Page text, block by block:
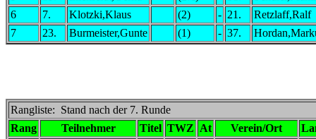
6
7. Klotzki,Klaus (2) - 21.
Retzlaff,Ralf
7
23. Burmeister,Gunte (1) - 37.
Rangliste: Stand nach der 7. Runde
Rang
Teilnehmer Titel TWZ At Verein/Ort